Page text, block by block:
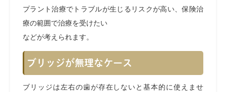
プラント治療でトラブルが生じるリスクが高い、保険治
療の範囲で治療を受けたい
などが考えられます。
ブリッジが無理なケース
ブリッジは左右の歯が存在しないと基本的に使えませ